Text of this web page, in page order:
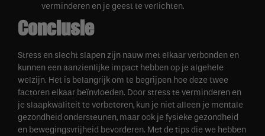
verminderen en je geest te verlichten.
Conclusie
Stress en slecht slapen zijn nauw met elkaar verbonden en
kunnen een aanzienlijke impact hebben op je algehele
welzijn. Het is belangrijk om te begrijpen hoe deze twee
factoren elkaar beïnvloeden. Door stress te verminderen en
je slaapkwaliteit te verbeteren, kun je niet alleen je mentale
gezondheid ondersteunen, maar ook je fysieke gezondheid
en bewegingsvrijheid bevorderen. Met de tips die we hebben